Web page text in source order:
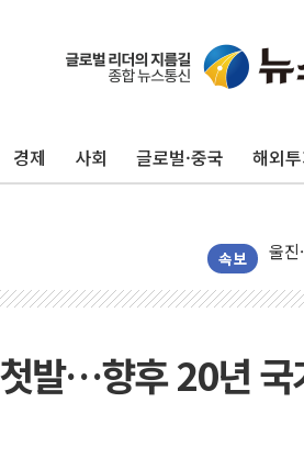
경제 사회 글로벌·중국 해외
속보
포
[종
인천
인사
[속
발…향후 20년 국